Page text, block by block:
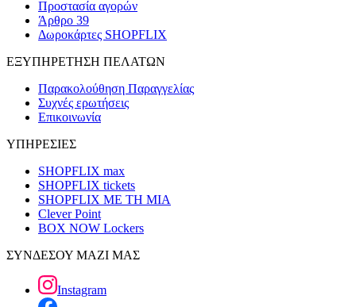
Προστασία αγορών
Άρθρο 39
Δωροκάρτες SHOPFLIX
ΕΞΥΠΗΡΕΤΗΣΗ ΠΕΛΑΤΩΝ
Παρακολούθηση Παραγγελίας
Συχνές ερωτήσεις
Επικοινωνία
ΥΠΗΡΕΣΙΕΣ
SHOPFLIX max
SHOPFLIX tickets
SHOPFLIX ΜΕ ΤΗ ΜΙΑ
Clever Point
BOX NOW Lockers
ΣΥΝΔΕΣΟΥ ΜΑΖΙ ΜΑΣ
Instagram